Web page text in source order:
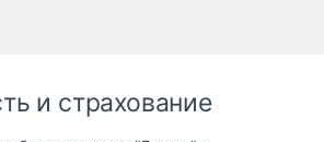
и страхование